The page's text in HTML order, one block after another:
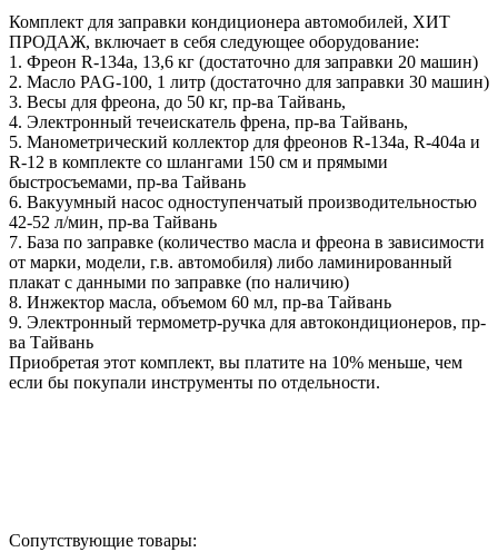
Комплект для заправки кондиционера автомобилей, ХИТ
ПРОДАЖ, включает в себя следующее оборудование:
1. Фреон R-134a, 13,6 кг (достаточно для заправки 20 машин)
2. Масло PAG-100, 1 литр (достаточно для заправки 30 машин)
3. Весы для фреона, до 50 кг, пр-ва Тайвань,
4. Электронный течеискатель френа, пр-ва Тайвань,
5. Манометрический коллектор для фреонов R-134a, R-404a и
R-12 в комплекте со шлангами 150 см и прямыми
быстросъемами, пр-ва Тайвань
6. Вакуумный насос одноступенчатый производительностью
42-52 л/мин, пр-ва Тайвань
7. База по заправке (количество масла и фреона в зависимости
от марки, модели, г.в. автомобиля) либо ламинированный
плакат с данными по заправке (по наличию)
8. Инжектор масла, объемом 60 мл, пр-ва Тайвань
9. Электронный термометр-ручка для автокондиционеров, пр-
ва Тайвань
Приобретая этот комплект, вы платите на 10% меньше, чем
если бы покупали инструменты по отдельности.
Сопутствующие товары: